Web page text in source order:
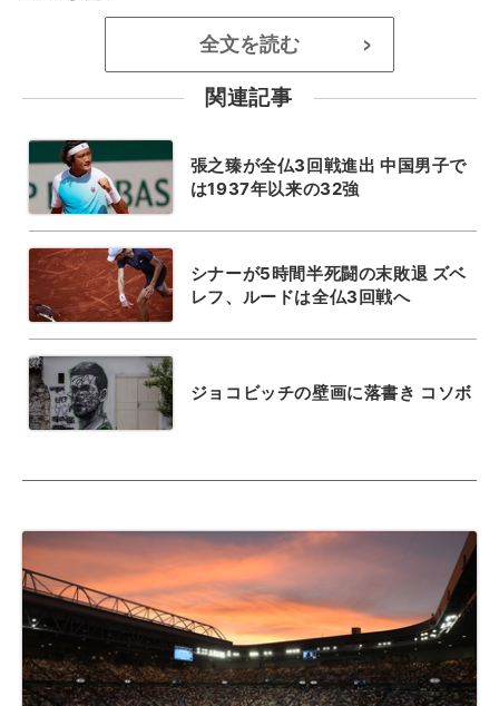
全文を読む >
関連記事
張之臻が全仏3回戦進出 中国男子で
は1937年以来の32強
シナーが5時間半死闘の末敗退 ズベ
レフ、ルードは全仏3回戦へ
ジョコビッチの壁画に落書き コソボ